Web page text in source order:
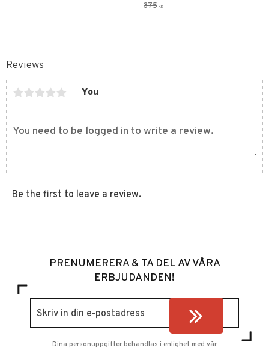
Reviews
You
Be the first to leave a review.
375 KR
PRENUMERERA & TA DEL AV VÅRA
ERBJUDANDEN!
Dina personuppgifter behandlas i enlighet med vår